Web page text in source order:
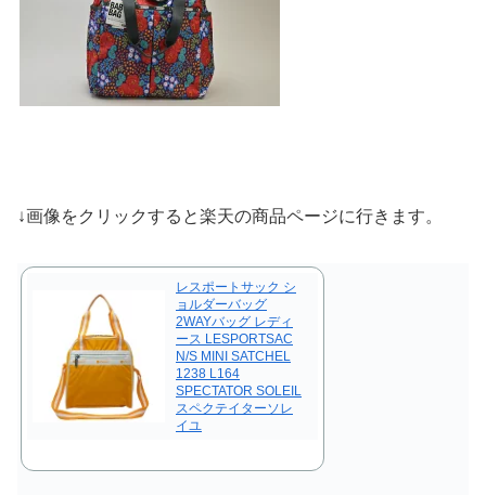
↓画像をクリックすると楽天の商品ページに行きます。
レスポートサック シ
ョルダーバッグ
2WAYバッグ レディ
ース LESPORTSAC
N/S MINI SATCHEL
1238 L164
SPECTATOR SOLEIL
スペクテイターソレ
イユ